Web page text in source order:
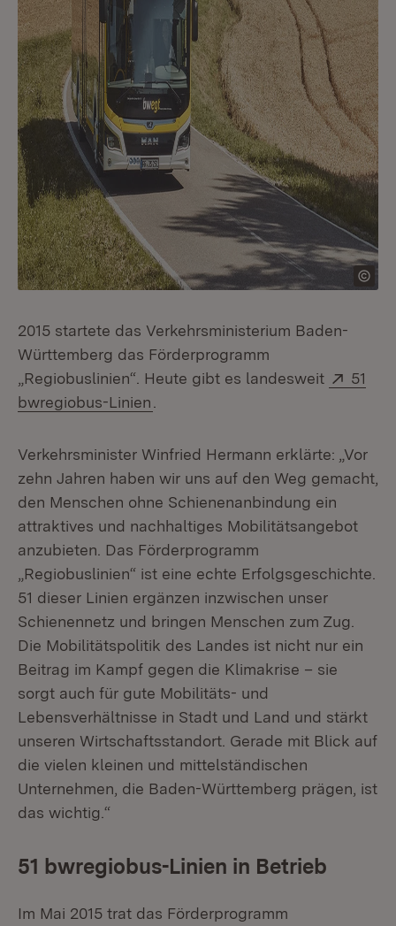
2015 startete das Verkehrsministerium Baden-
Württemberg das Förderprogramm
„Regiobuslinien“. Heute gibt es landesweit
51
bwregiobus-Linien
Verkehrsminister Winfried Hermann erklärte: „Vor
zehn Jahren haben wir uns auf den Weg gemacht,
den Menschen ohne Schienenanbindung ein
attraktives und nachhaltiges Mobilitätsangebot
anzubieten. Das Förderprogramm
„Regiobuslinien“ ist eine echte Erfolgsgeschichte.
51 dieser Linien ergänzen inzwischen unser
Schienennetz und bringen Menschen zum Zug.
Die Mobilitätspolitik des Landes ist nicht nur ein
Beitrag im Kampf gegen die Klimakrise – sie
sorgt auch für gute Mobilitäts- und
Lebensverhältnisse in Stadt und Land und stärkt
unseren Wirtschaftsstandort. Gerade mit Blick auf
die vielen kleinen und mittelständischen
Unternehmen, die Baden-Württemberg prägen, ist
das wichtig.“
51 bwregiobus-Linien in Betrieb
Im Mai 2015 trat das Förderprogramm